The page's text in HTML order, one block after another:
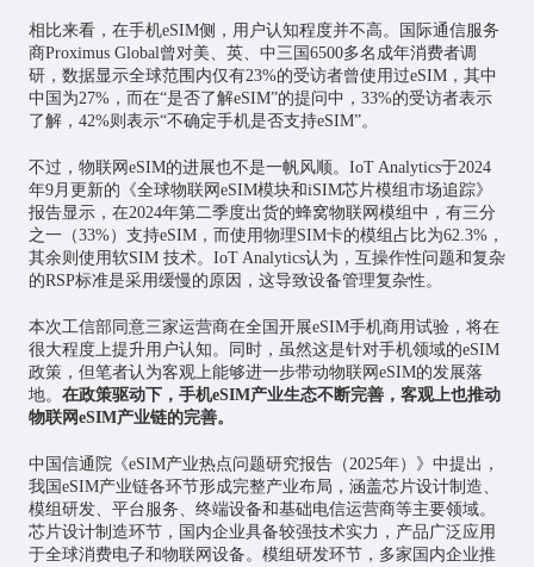
相比来看，在手机eSIM侧，用户认知程度并不高。国际通信服务
商Proximus Global曾对美、英、中三国6500多名成年消费者调
研，数据显示全球范围内仅有23%的受访者曾使用过eSIM，其中
中国为27%，而在“是否了解eSIM”的提问中，33%的受访者表示
了解，42%则表示“不确定手机是否支持eSIM”。
不过，物联网eSIM的进展也不是一帆风顺。IoT Analytics于2024
年9月更新的《全球物联网eSIM模块和iSIM芯片模组市场追踪》
报告显示，在2024年第二季度出货的蜂窝物联网模组中，有三分
之一（33%）支持eSIM，而使用物理SIM卡的模组占比为62.3%，
其余则使用软SIM 技术。IoT Analytics认为，互操作性问题和复杂
的RSP标准是采用缓慢的原因，这导致设备管理复杂性。
本次工信部同意三家运营商在全国开展eSIM手机商用试验，将在
很大程度上提升用户认知。同时，虽然这是针对手机领域的eSIM
政策，但笔者认为客观上能够进一步带动物联网eSIM的发展落
地。 在政策驱动下，手机eSIM产业生态不断完善，客观上也推动
物联网eSIM产业链的完善。
中国信通院《eSIM产业热点问题研究报告（2025年）》中提出，
我国eSIM产业链各环节形成完整产业布局，涵盖芯片设计制造、
模组研发、平台服务、终端设备和基础电信运营商等主要领域。
芯片设计制造环节，国内企业具备较强技术实力，产品广泛应用
于全球消费电子和物联网设备。模组研发环节，多家国内企业推